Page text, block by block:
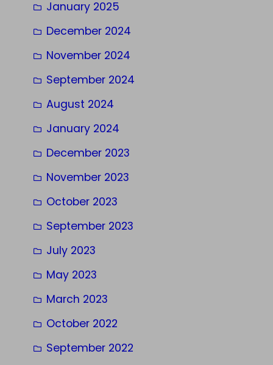
January 2025
December 2024
November 2024
September 2024
August 2024
January 2024
December 2023
November 2023
October 2023
September 2023
July 2023
May 2023
March 2023
October 2022
September 2022